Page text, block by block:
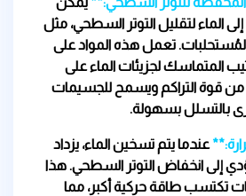
الماء لتقليل التوتر السطحي، مثل
تعمل هذه المواد على
المتماسك لجزيئات الماء على
قوة التراكم ويسمح للجسيمات
بالتسلل بسهولة.
عندما يتم تسخين الماء، يزداد
إلى انخفاض التوتر السطحي. هذا
تكتسب طاقة حركية أكبر، مما